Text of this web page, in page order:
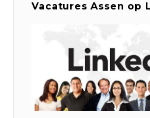
Vacatures Assen op